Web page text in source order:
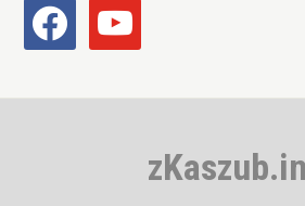
facebook youtube